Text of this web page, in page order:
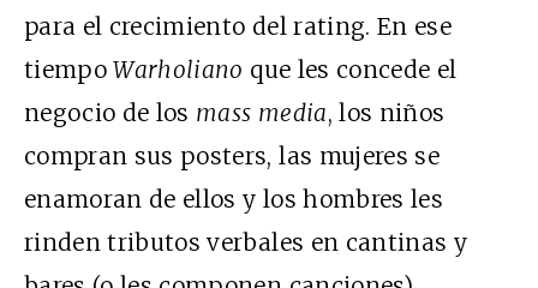
para el crecimiento del rating. En ese
tiempoWarholiano que les concede el
negocio de los mass media, los niños
compran sus posters, las mujeres se
enamoran de ellos y los hombres les
rinden tributos verbales en cantinas y